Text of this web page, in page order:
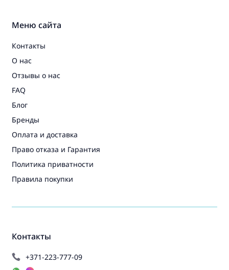
Контакты
+371-223-777-09
Меню сайта
Контакты
О нас
Отзывы о нас
FAQ
Блог
Бренды
Оплата и доставка
Право отказа и Гарантия
Политика приватности
Правила покупки